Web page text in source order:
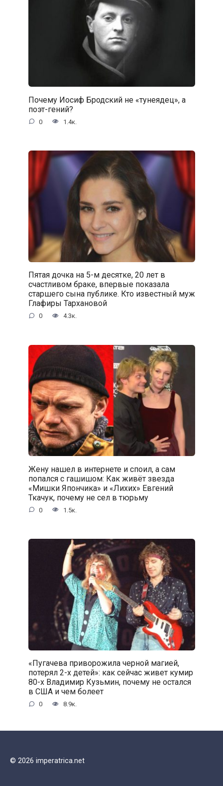
Почему Иосиф Бродский не «тунеядец», а
поэт-гений?
0 1.4к.
Пятая дочка на 5-м десятке, 20 лет в
счастливом браке, впервые показала
старшего сына публике. Кто известный муж
Глафиры Тархановой
0 4.3к.
Жену нашел в интернете и споил, а сам
попался с гaшишoм: Как живёт звезда
«Мишки Япончика» и «Лихих» Евгений
Ткачук, почему не сел в тюрьму
0 1.5к.
«Пугачева приворожила черной магией,
потерял 2-х детей»: как сейчас живет кумир
80-х Владимир Кузьмин, почему не остался
в США и чем болеет
0 8.9к.
© 2026 imperatrica.net